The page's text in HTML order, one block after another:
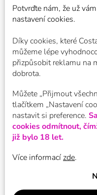
Potvrďte nám​​, že už
nastavení cookies.
Díky cookies, které
můžeme lépe
přizpůsobit reklamu na
dobrota.
Můžete „Přijmout
tlačítkem „Nastavení
nastavit si preference.
cookies odmítnout,
již bylo 18 let.
Více informací zde.
veronika@costaross.cz
+420 776 051 031
costarosscz
Facebook